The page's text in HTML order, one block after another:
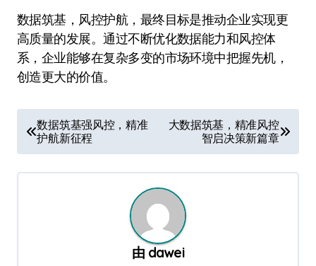
数据筑基，风控护航，最终目标是推动企业实现更
高质量的发展。通过不断优化数据能力和风控体
系，企业能够在复杂多变的市场环境中把握先机，
创造更大的价值。
章
导
数据筑基强风控，精准
护航新征程
大数据筑基，精准风控
智启决策新篇章
由 dawei